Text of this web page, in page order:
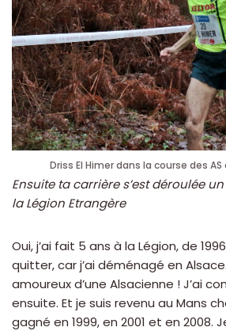
Driss El Himer dans la course des
Ensuite ta carrière s’est déroulée
la Légion Etrangère
Oui, j’ai fait 5 ans à la Légion, de
quitter, car j’ai déménagé en
amoureux d’une Alsacienne ! J’ai
ensuite. Et je suis revenu au Mans
gagné en 1999, en 2001 et en 2008.